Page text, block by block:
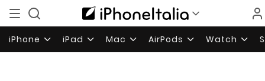
iPhone iPad Mac AirPods Watch